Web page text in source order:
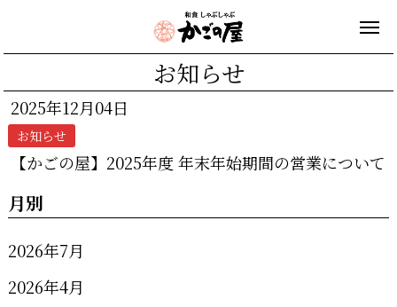
お知らせ
2025年12月04日
お知らせ
【かごの屋】2025年度 年末年始期間の営業について
月別
2026年7月
2026年4月